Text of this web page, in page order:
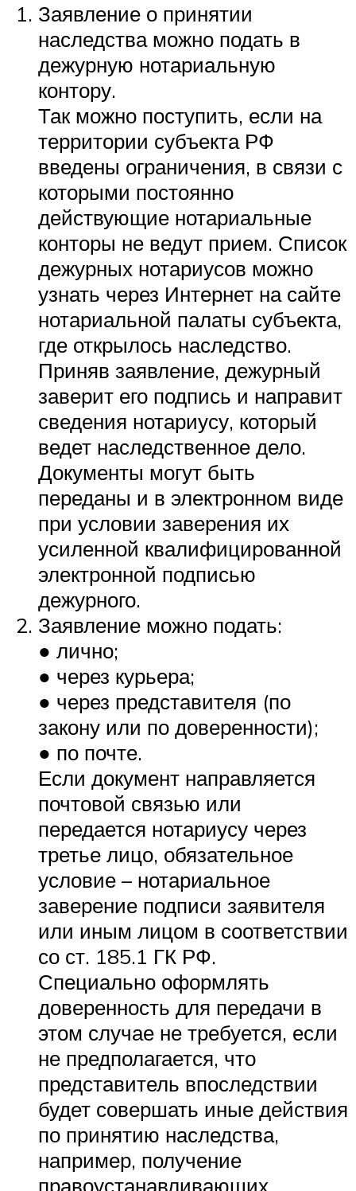
Заявление о принятии
наследства можно подать в
дежурную нотариальную
контору.
Так можно поступить, если на
территории субъекта РФ
введены ограничения, в связи с
которыми постоянно
действующие нотариальные
конторы не ведут прием. Список
дежурных нотариусов можно
узнать через Интернет на сайте
нотариальной палаты субъекта,
где открылось наследство.
Приняв заявление, дежурный
заверит его подпись и направит
сведения нотариусу, который
ведет наследственное дело.
Документы могут быть
переданы и в электронном виде
при условии заверения их
усиленной квалифицированной
электронной подписью
дежурного.
Заявление можно подать:
● лично;
● через курьера;
● через представителя (по
закону или по доверенности);
● по почте.
Если документ направляется
почтовой связью или
передается нотариусу через
третье лицо, обязательное
условие – нотариальное
заверение подписи заявителя
или иным лицом в соответствии
со ст. 185.1 ГК РФ.
Специально оформлять
доверенность для передачи в
этом случае не требуется, если
не предполагается, что
представитель впоследствии
будет совершать иные действия
по принятию наследства,
например, получение
правоустанавливающих